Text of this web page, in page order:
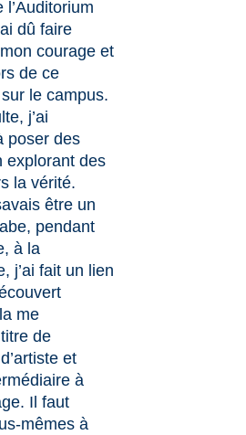
l’Auditorium
dû faire
courage et
de ce
le campus.
j’ai
poser des
explorant des
la vérité.
être un
pendant
à la
j’ai fait un lien
me
de
et
à
Il faut
mêmes à